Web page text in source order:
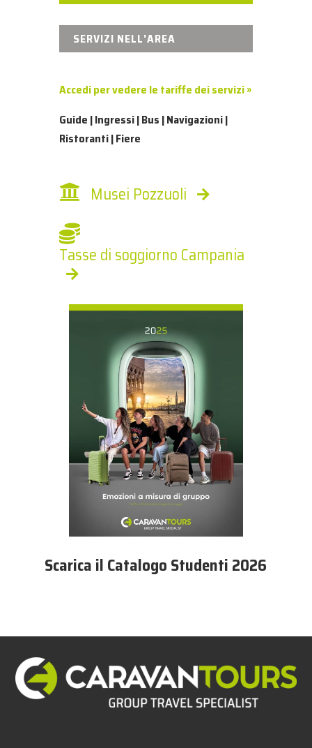
SERVIZI NELL'AREA
Accedi per vedere le tariffe dei servizi »
Guide | Ingressi | Bus | Navigazioni |
Ristoranti | Fiere
Musei Pozzuoli
Tasse di soggiorno Campania
Scarica il Catalogo Studenti 2026